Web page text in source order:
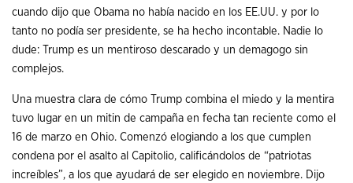
cuando dijo que Obama no había nacido en los EE.UU. y por lo
tanto no podía ser presidente, se ha hecho incontable. Nadie lo
dude: Trump es un mentiroso descarado y un demagogo sin
complejos.
Una muestra clara de cómo Trump combina el miedo y la mentira
tuvo lugar en un mitin de campaña en fecha tan reciente como el
16 de marzo en Ohio. Comenzó elogiando a los que cumplen
condena por el asalto al Capitolio, calificándolos de “patriotas
increíbles”, a los que ayudará de ser elegido en noviembre. Dijo